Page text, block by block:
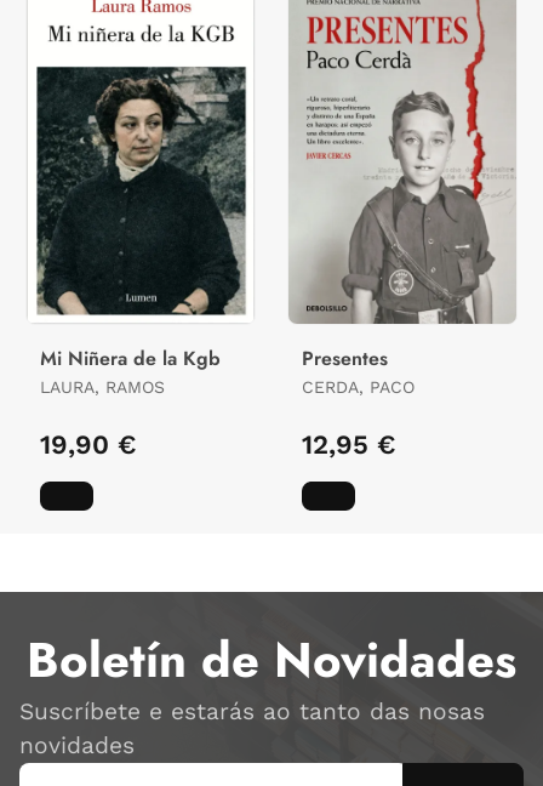
Mi Niñera de la Kgb
LAURA, RAMOS
19,90 €
Presentes
CERDA, PACO
12,95 €
Boletín de Novidades
Suscríbete e estarás ao tanto das nosas
novidades